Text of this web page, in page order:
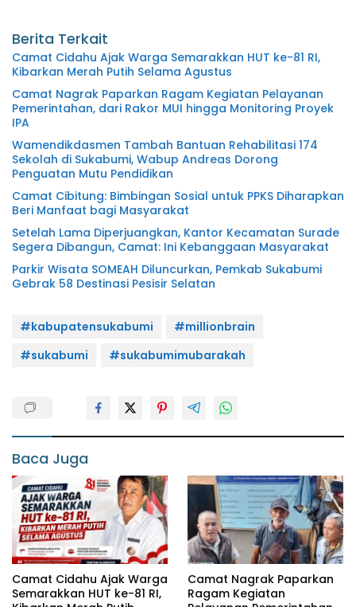
Berita Terkait
Camat Cidahu Ajak Warga Semarakkan HUT ke-81 RI,
Kibarkan Merah Putih Selama Agustus
Camat Nagrak Paparkan Ragam Kegiatan Pelayanan
Pemerintahan, dari Rakor MUI hingga Monitoring Proyek
IPA
Wamendikdasmen Tambah Bantuan Rehabilitasi 174
Sekolah di Sukabumi, Wabup Andreas Dorong
Penguatan Mutu Pendidikan
Camat Cibitung: Bimbingan Sosial untuk PPKS Diharapkan
Beri Manfaat bagi Masyarakat
Setelah Lama Diperjuangkan, Kantor Kecamatan Surade
Segera Dibangun, Camat: Ini Kebanggaan Masyarakat
Parkir Wisata SOMEAH Diluncurkan, Pemkab Sukabumi
Gebrak 58 Destinasi Pesisir Selatan
#kabupatensukabumi
#millionbrain
#sukabumi
#sukabumimubarakah
Baca Juga
Camat Cidahu Ajak Warga
Semarakkan HUT ke-81 RI,
Camat Nagrak Paparkan
Ragam Kegiatan